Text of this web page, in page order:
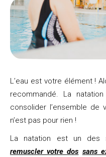
L’eau est votre élément !
recommandé. La
consolider l’ensemble
n’est pas pour rien !
La natation est un des
remuscler votre dos sans